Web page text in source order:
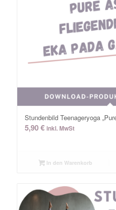
Stundenbild Teenageryoga
5,90€ inkl. MwSt
In den Warenkorb